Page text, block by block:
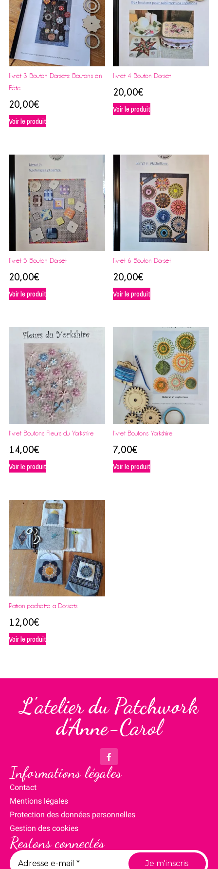
livret 3 Bouton Dorsets: Boutons en
Fête
20,00€
Voir le produit
livret 4 Bouton Dorset
20,00€
Voir le produit
livret 5 Bouton Dorset
20,00€
Voir le produit
livret 6 Bouton Dorset
20,00€
Voir le produit
livret Boutons Fleurs du Yorkshire
14,00€
Voir le produit
livret Boutons Yorkshire
7,00€
Voir le produit
Patron pochette à Dorsets
12,00€
Voir le produit
L'atelier du Patchwork
d'Anne-Carol
Informations légales
Contact
Mentions légales
Protection des données personnelles
Gestion des cookies
Restons connectés